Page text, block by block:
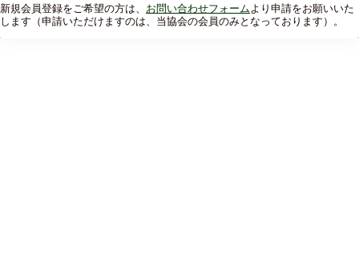
新規会員登録をご希望の方は、 お問い合わせフォーム より申請をお願いいた
します（申請いただけますのは、当協会の会員のみとなっております）。